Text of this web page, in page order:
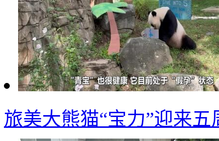
旅美大熊猫“宝力”迎来五